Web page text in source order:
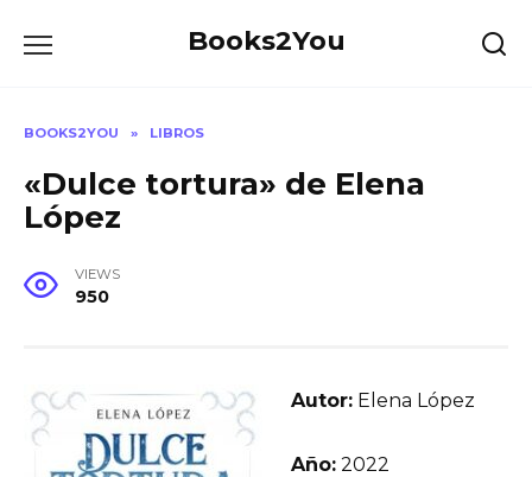
Books2You
BOOKS2YOU » LIBROS
«Dulce tortura» de Elena
López
VIEWS
950
Autor: Elena López
Año: 2022